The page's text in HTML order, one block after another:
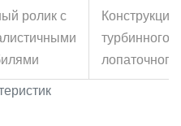
ролик с
турбинного
лопаточного